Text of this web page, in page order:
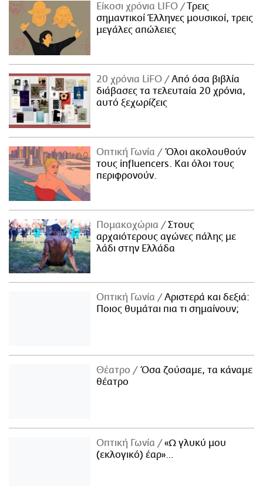
Είκοσι χρόνια LIFO
Tρεις
σημαντικοί Έλληνες μουσικοί, τρεις
μεγάλες απώλειες
20 χρόνια LiFO
Από όσα βιβλία
διάβασες τα τελευταία 20 χρόνια,
αυτό ξεχωρίζεις
Οπτική Γωνία
Όλοι ακολουθούν
τους influencers. Και όλοι τους
περιφρονούν.
Πομακοχώρια
Στους
αρχαιότερους αγώνες πάλης με
λάδι στην Ελλάδα
Οπτική Γωνία
Αριστερά και δεξιά:
Ποιος θυμάται πια τι σημαίνουν;
Θέατρο
Όσα ζούσαμε, τα κάναμε
θέατρο
Οπτική Γωνία
«Ω γλυκύ μου
(εκλογικό) έαρ»…